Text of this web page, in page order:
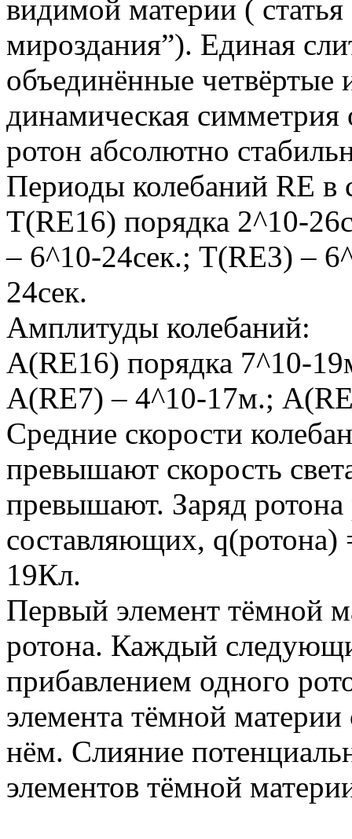
видимой материи (
мироздания”). Единая
объединённые четвёртые
динамическая
ротон абсолютно
Периоды колебаний RE в
T(RE16) порядка 2^10-
– 6^10-24сек.; T(RE3) –
24сек.
Амплитуды колебаний:
A(RE16) порядка 7^10-
A(RE7) – 4^10-17м.;
Средние скорости
превышают скорость
превышают. Заряд ротона
составляющих,
19Кл.
Первый элемент тёмной
ротона. Каждый
прибавлением одного
элемента тёмной
нём. Слияние
элементов тёмной